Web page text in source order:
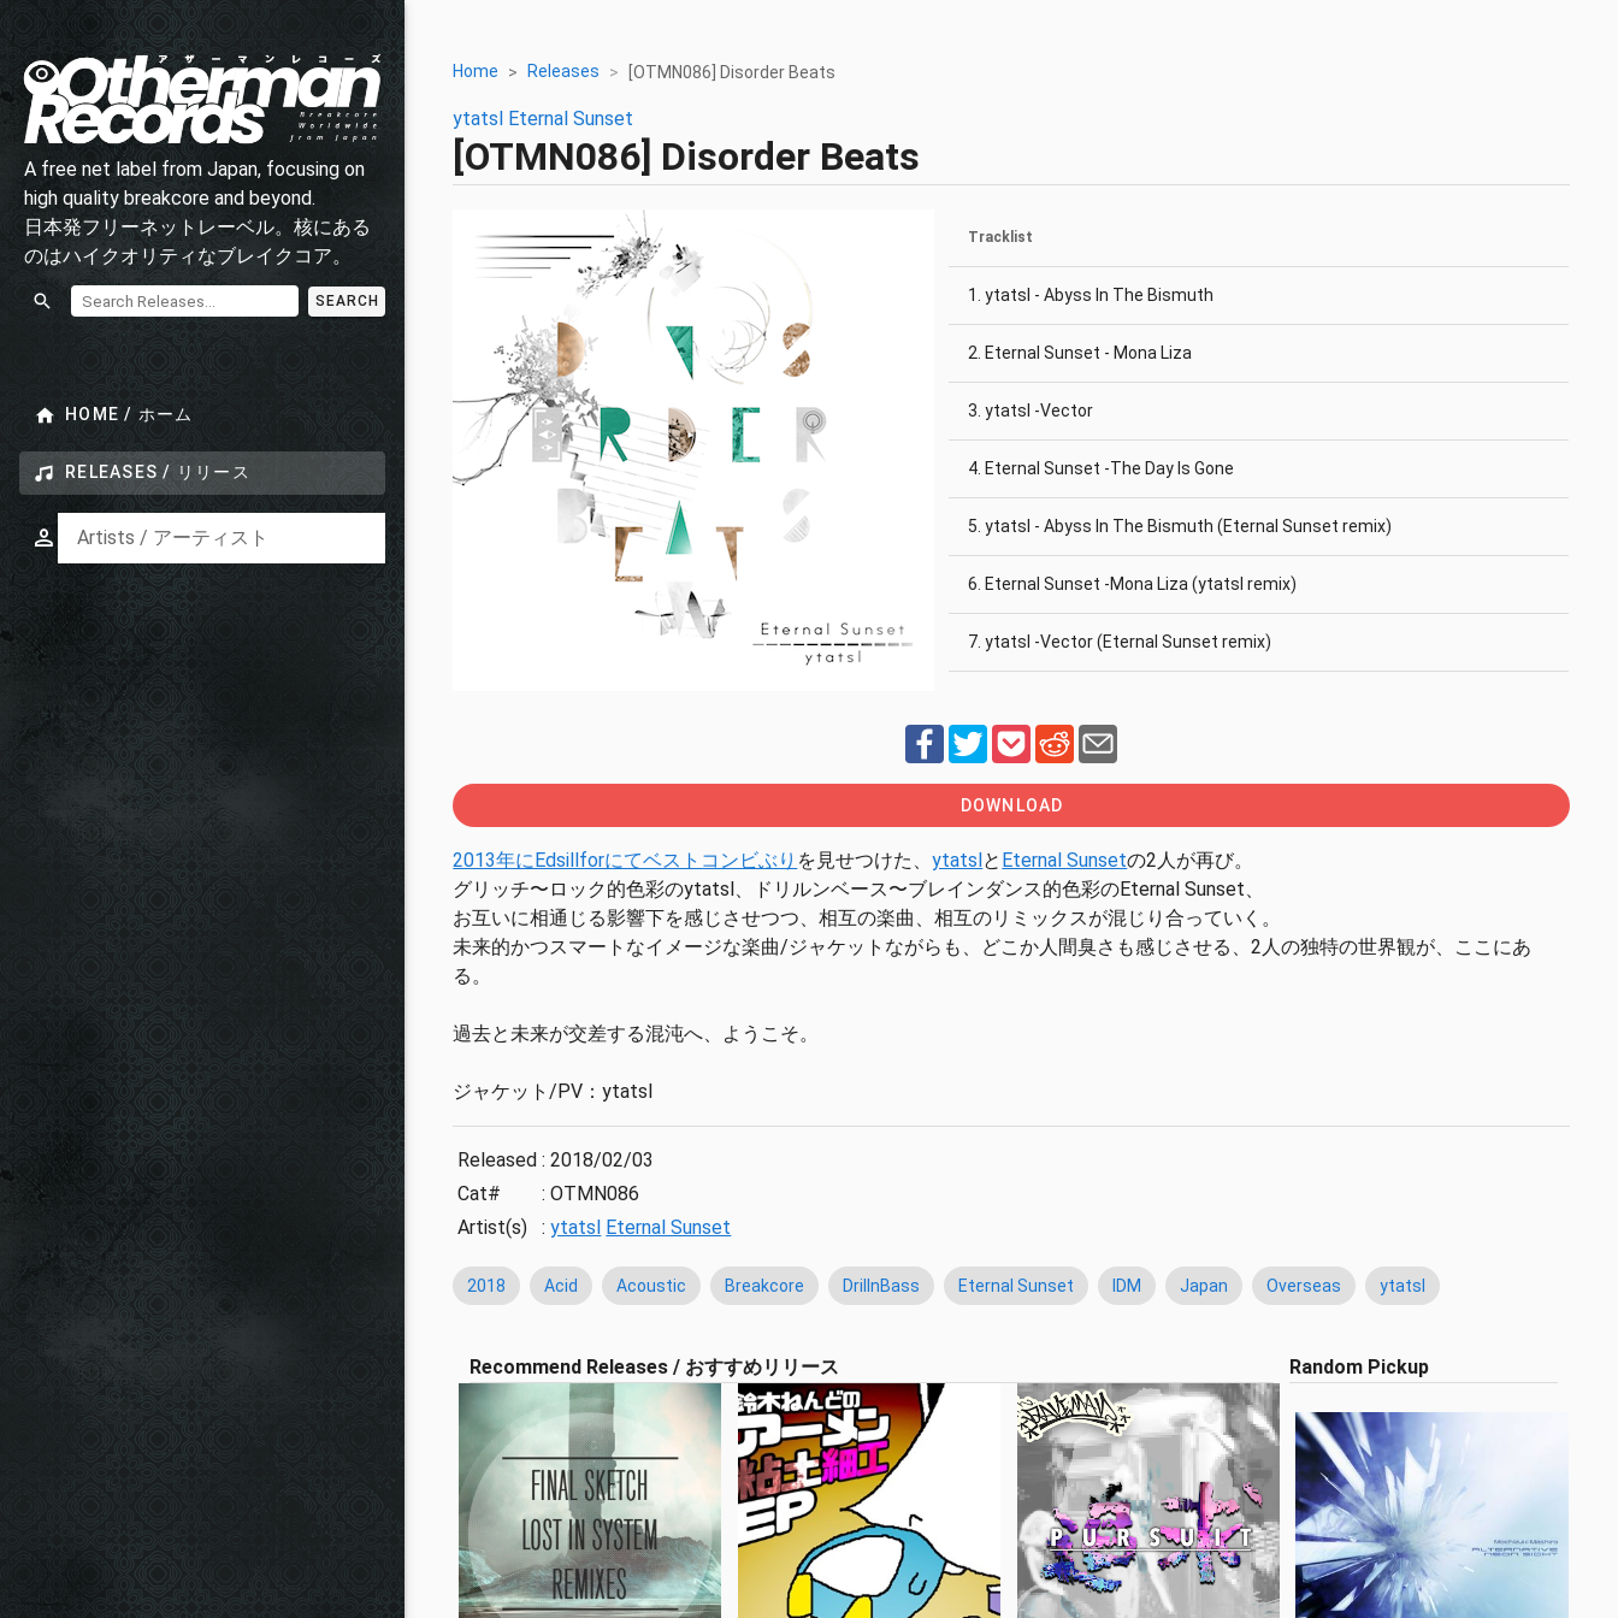
A free net label from Japan, focusing on
high quality breakcore and beyond.
日本発フリーネットレーベル。核にある
のはハイクオリティなブレイクコア。
SEARCH
HOME / ホーム
RELEASES / リリース
Artists / アーティスト
Home Releases [OTMN086] Disorder Beats
ytatsl Eternal Sunset
[OTMN086] Disorder Beats
Tracklist
1. ytatsl - Abyss In The Bismuth
2. Eternal Sunset - Mona Liza
3. ytatsl -Vector
4. Eternal Sunset -The Day Is Gone
5. ytatsl - Abyss In The Bismuth (Eternal Sunset remix)
6. Eternal Sunset -Mona Liza (ytatsl remix)
7. ytatsl -Vector (Eternal Sunset remix)
9. Eternal Sunset - Every Time I Think Of You (bonus track)
DOWNLOAD
2013年にEdsillforにてベストコンビぶり を見せつけた、ytatslと Eternal Sunsetの2人が再び。
グリッチ〜ロック的色彩のytatsl、ドリルンベース〜ブレインダンス的色彩のEternal Sunset、
お互いに相通じる影響下を感じさせつつ、相互の楽曲、相互のリミックスが混じり合っていく。
未来的かつスマートなイメージな楽曲/ジャケットながらも、どこか人間臭さも感じさせる、2人の独特の世界観が、ここにあ
る。
過去と未来が交差する混沌へ、ようこそ。
ジャケット/PV：ytatsl
Released : 2018/02/03
Cat#
: OTMN086
Artist(s)
: ytatsl Eternal Sunset
2018 Acid Acoustic Breakcore DrillnBass Eternal Sunset IDM Japan Overseas ytatsl
Recommend Releases / おすすめリリース Random Pickup